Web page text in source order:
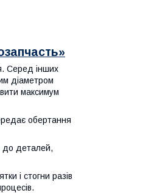
Серед інших
діаметром
максимум
обертання
до деталей,
і стогни разів